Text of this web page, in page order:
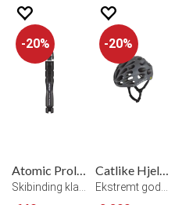
20%
Atomic Prolink Race Klassisk Binding
20%
Catlike Hjelm Mixino EVO Mips